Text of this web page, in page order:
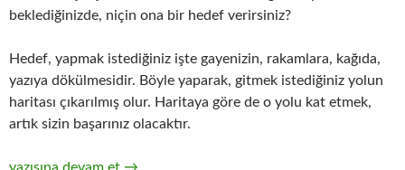
beklediğinizde, niçin ona bir hedef verirsiniz?
Hedef, yapmak istediğiniz işte gayenizin, rakamlara, kağıda,
yazıya dökülmesidir. Böyle yaparak, gitmek istediğiniz yolun
haritası çıkarılmış olur. Haritaya göre de o yolu kat etmek,
artık sizin başarınız olacaktır.